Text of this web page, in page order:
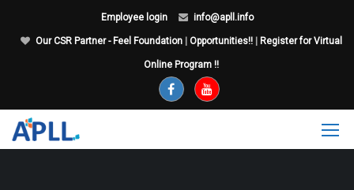
Employee login info@apll.info
Our CSR Partner - Feel Foundation Opportunities!! Register for Virtual
Online Program !!